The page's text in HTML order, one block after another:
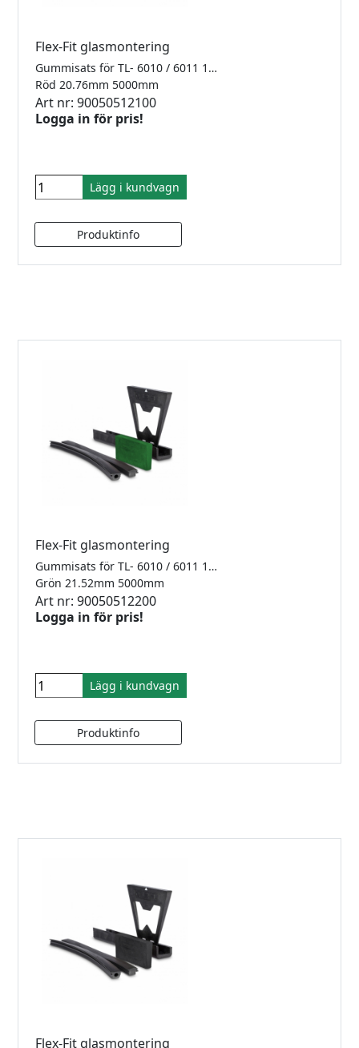
Flex-Fit glasmontering
Gummisats för TL- 6010 / 6011 1.0kN Finns i 2500mm, 5000mm samt 25meter
Röd 20.76mm 5000mm
Art nr: 90050512100
Logga in för pris!
Lägg i kundvagn
Flex-Fit glasmontering
Gummisats för TL- 6010 / 6011 1.0kN Finns i 2500mm, 5000mm samt 25meter
Grön 21.52mm 5000mm
Art nr: 90050512200
Logga in för pris!
Lägg i kundvagn
Flex-Fit glasmontering